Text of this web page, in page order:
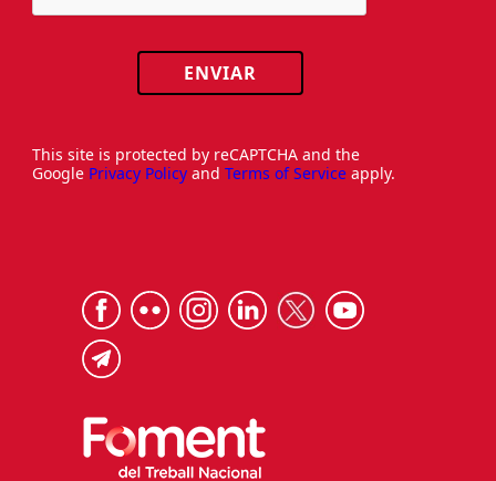
ENVIAR
This site is protected by reCAPTCHA and the
Google Privacy Policy and Terms of Service apply.